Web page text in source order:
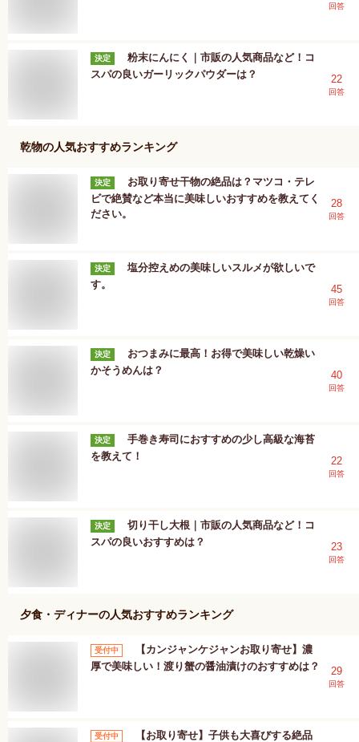
回答
決定
粉末にんにく｜市販の人気商品など！コ
スパの良いガーリックパウダーは？
22
回答
乾物の人気おすすめランキング
決定
お取り寄せ干物の絶品は？マツコ・テレ
ビで絶賛など本当に美味しいおすすめを教えてく
ださい。
28
回答
決定
塩分控えめの美味しいスルメが欲しいで
す。
45
回答
決定
おつまみに最高！お得で美味しい乾燥い
かそうめんは？
40
回答
決定
手巻き寿司におすすめの少し高級な海苔
を教えて！
22
回答
決定
切り干し大根｜市販の人気商品など！コ
スパの良いおすすめは？
23
回答
夕食・ディナーの人気おすすめランキング
受付中
【カンジャンケジャンお取り寄せ】濃
厚で美味しい！渡り蟹の醤油漬けのおすすめは？
29
回答
受付中
【お取り寄せ】子供も大喜びする絶品